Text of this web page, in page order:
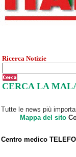
Ricerca Notizie
CERCA LA
Tutte le news più
Mappa del sito
Centro medico